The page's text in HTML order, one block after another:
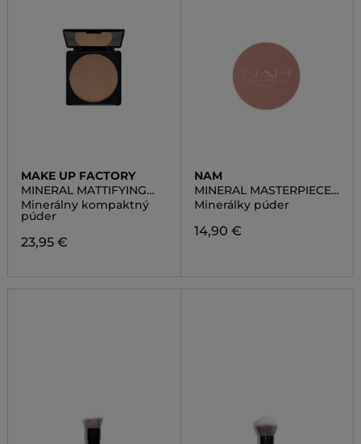
MAKE UP FACTORY
MINERAL MATTIFYING
POWDER
Minerálny kompaktný
púder
23,95 €
NAM
MINERAL MASTERPIECE
POWDER
Minerálky púder
14,90 €